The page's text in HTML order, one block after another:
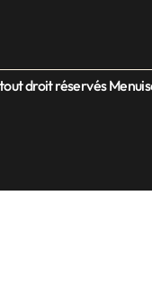
droit réservés